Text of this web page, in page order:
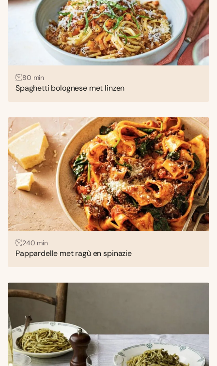
80 min
Spaghetti bolognese met linzen
240 min
Pappardelle met ragù en spinazie